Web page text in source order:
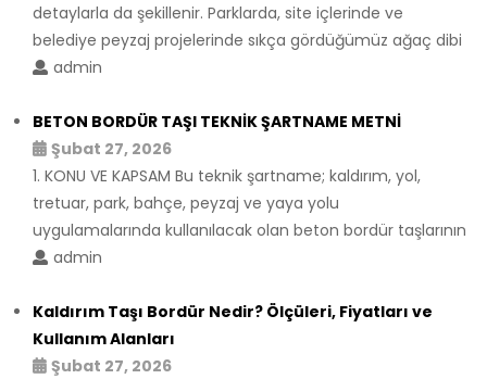
detaylarla da şekillenir. Parklarda, site içlerinde ve
belediye peyzaj projelerinde sıkça gördüğümüz ağaç dibi
admin
BETON BORDÜR TAŞI TEKNİK ŞARTNAME METNİ
Şubat 27, 2026
1. KONU VE KAPSAM Bu teknik şartname; kaldırım, yol,
tretuar, park, bahçe, peyzaj ve yaya yolu
uygulamalarında kullanılacak olan beton bordür taşlarının
admin
Kaldırım Taşı Bordür Nedir? Ölçüleri, Fiyatları ve
Kullanım Alanları
Şubat 27, 2026